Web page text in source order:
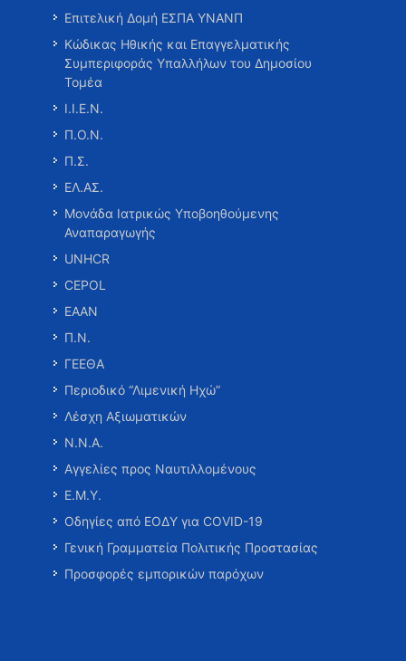
Επιτελική Δομή ΕΣΠΑ ΥΝΑΝΠ
Κώδικας Ηθικής και Επαγγελματικής
Συμπεριφοράς Υπαλλήλων του Δημοσίου
Τομέα
Ι.Ι.Ε.Ν.
Π.Ο.Ν.
Π.Σ.
ΕΛ.ΑΣ.
Μονάδα Ιατρικώς Υποβοηθούμενης
Αναπαραγωγής
UNHCR
CEPOL
ΕΑΑΝ
Π.Ν.
ΓΕΕΘΑ
Περιοδικό “Λιμενική Ηχώ”
Λέσχη Αξιωματικών
Ν.Ν.Α.
Αγγελίες προς Ναυτιλλομένους
Ε.Μ.Υ.
Οδηγίες από ΕΟΔΥ για COVID-19
Γενική Γραμματεία Πολιτικής Προστασίας
Προσφορές εμπορικών παρόχων